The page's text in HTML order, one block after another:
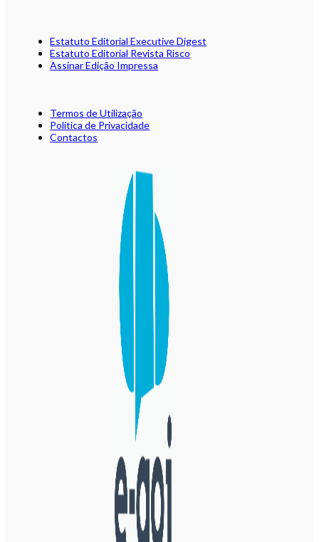
Estatuto Editorial Executive Digest
Estatuto Editorial Revista Risco
Assinar Edição Impressa
Termos de Utilização
Política de Privacidade
Contactos